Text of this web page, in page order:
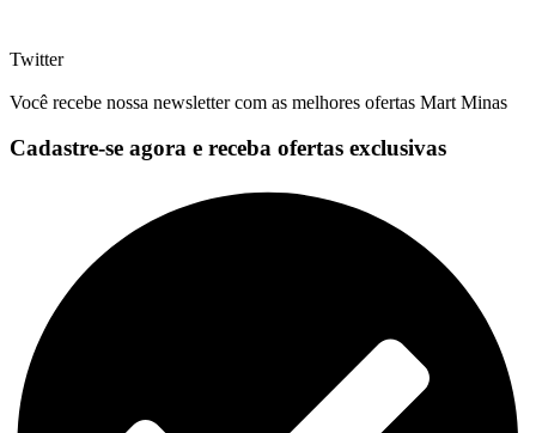
Twitter
Você recebe nossa newsletter com as melhores ofertas Mart Minas
Cadastre-se agora e receba ofertas exclusivas